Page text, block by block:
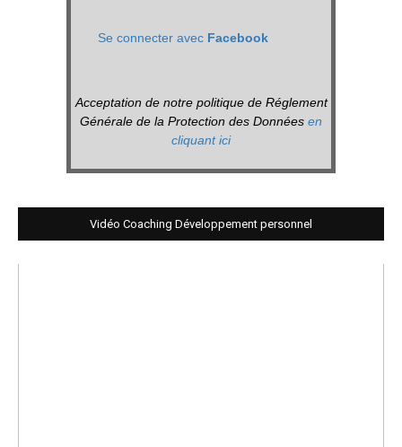
Se connecter avec Facebook
Acceptation de notre politique de Réglement
Générale de la Protection des Données en
cliquant ici
Vidéo Coaching Développement personnel